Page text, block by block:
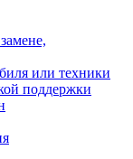
или техники
поддержки